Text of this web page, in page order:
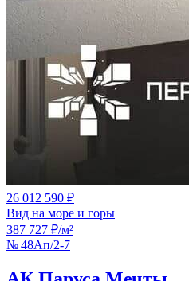
26 012 590 ₽
Вид на море и горы
387 727 ₽/м²
№ 48Ап/2-7